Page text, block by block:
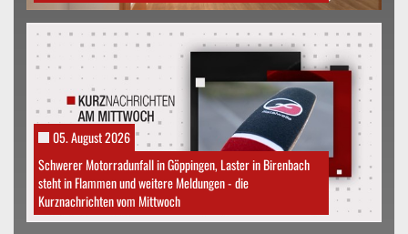
05. August 2026
Schwerer Motorradunfall in Göppingen, Laster in Birenbach
steht in Flammen und weitere Meldungen - die
Kurznachrichten vom Mittwoch